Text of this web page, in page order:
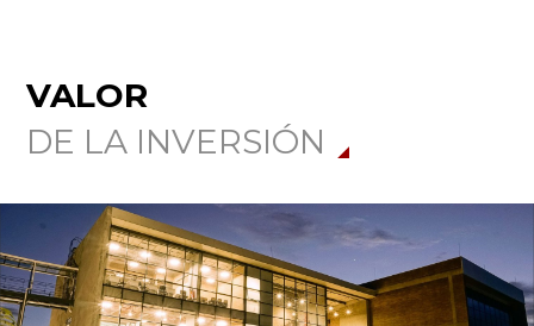
VALOR
DE LA INVERSIÓN